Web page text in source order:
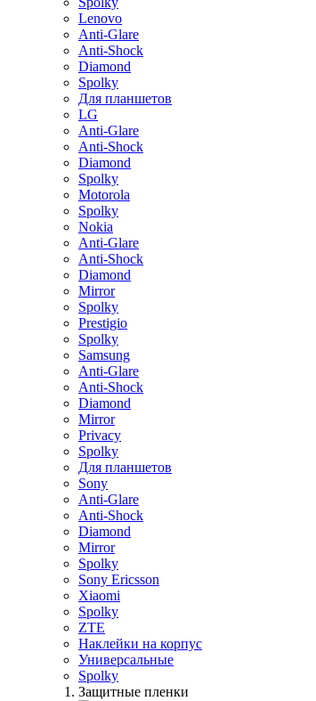
Lenovo
Anti-Glare
Anti-Shock
Diamond
Spolky
Для планшетов
LG
Anti-Glare
Anti-Shock
Diamond
Spolky
Motorola
Spolky
Nokia
Anti-Glare
Anti-Shock
Diamond
Mirror
Spolky
Prestigio
Spolky
Samsung
Anti-Glare
Anti-Shock
Diamond
Mirror
Privacy
Spolky
Для планшетов
Sony
Anti-Glare
Anti-Shock
Diamond
Mirror
Spolky
Sony Ericsson
Xiaomi
Spolky
ZTE
Наклейки на корпус
Универсальные
Spolky
Защитные пленки